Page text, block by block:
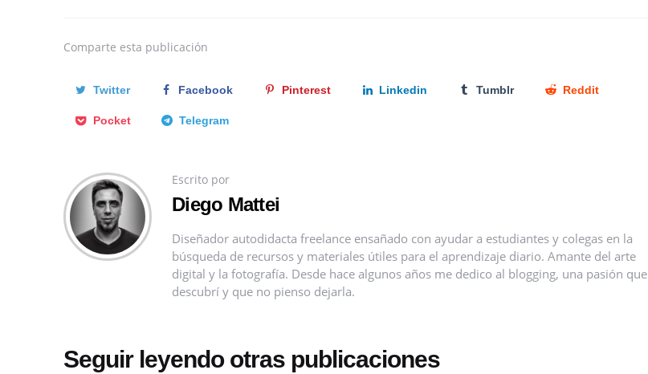
Comparte esta publicación
Twitter Facebook Pinterest Linkedin Tumblr Reddit
Pocket Telegram
Escrito por
Diego Mattei
Diseñador autodidacta freelance ensañado con ayudar a estudiantes y colegas en la
búsqueda de recursos y materiales útiles para el aprendizaje diario. Amante del arte
digital y la fotografía. Desde hace algunos años me dedico al blogging, una pasión que
descubrí y que no pienso dejarla.
Seguir leyendo otras publicaciones